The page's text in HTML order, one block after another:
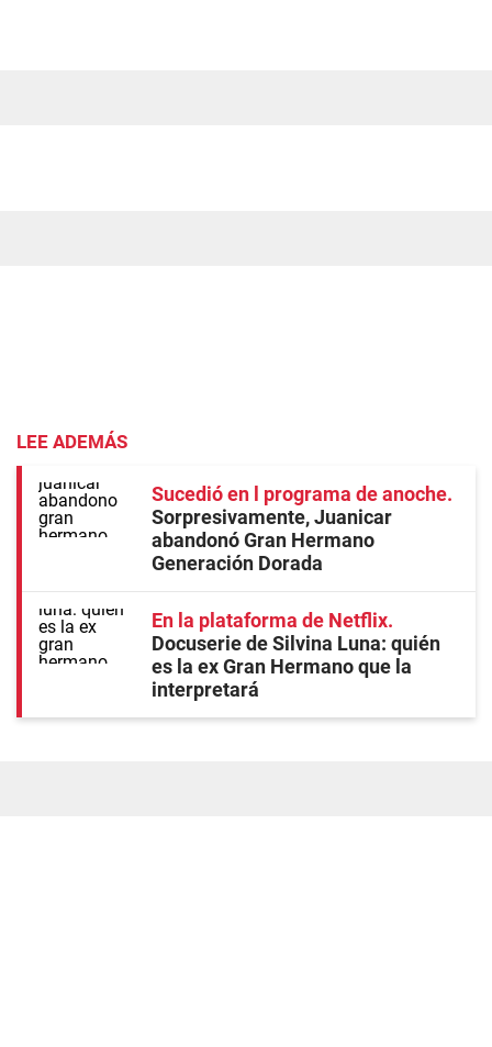
LEE ADEMÁS
Sucedió en l programa de anoche
Sorpresivamente, Juanicar
abandonó Gran Hermano
Generación Dorada
En la plataforma de Netflix
Docuserie de Silvina Luna: quién
es la ex Gran Hermano que la
interpretará